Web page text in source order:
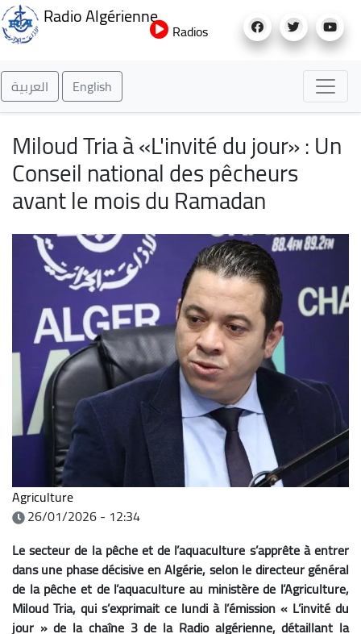
au
Radio Algérienne
Radios
العربية English
Miloud Tria à «L'invité du jour» : Un
Conseil national des pêcheurs
avant le mois du Ramadan
Agriculture
26/01/2026 - 12:34
Le secteur de la pêche et de l’aquaculture s’apprête à entrer
dans une phase décisive en Algérie, selon le directeur général
de la pêche et de l’aquaculture au ministère de l’Agriculture,
Miloud Tria, qui s’exprimait ce lundi à l’émission « L’invité du
jour » de la chaîne 3 de la Radio algérienne, détaillant la